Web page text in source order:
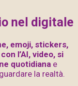
nel digitale
emoji, stickers,
l’AI, video, si
quotidiana e
la realtà.